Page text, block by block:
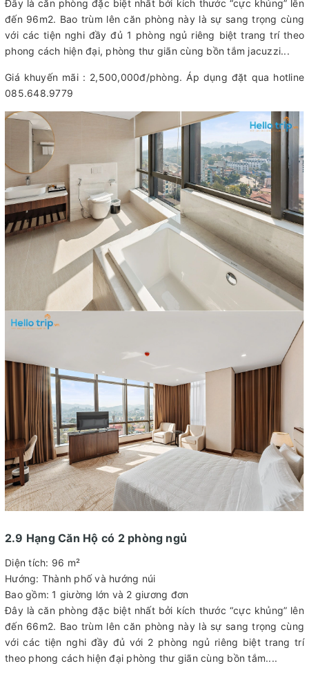
Đây là căn phòng đặc biệt nhất bởi kích thước “cực khủng” lên
đến 96m2. Bao trùm lên căn phòng này là sự sang trọng cùng
với các tiện nghi đầy đủ 1 phòng ngủ riêng biệt trang trí theo
phong cách hiện đại, phòng thư giãn cùng bồn tắm jacuzzi...
Giá khuyến mãi : 2,500,000đ/phòng. Áp dụng đặt qua hotline
085.648.9779
2.9 Hạng Căn Hộ có 2 phòng ngủ
Diện tích: 96 m²
Hướng: Thành phố và hướng núi
Bao gồm: 1 giường lớn và 2 giương đơn
Đây là căn phòng đặc biệt nhất bởi kích thước “cực khủng” lên
đến 66m2. Bao trùm lên căn phòng này là sự sang trọng cùng
với các tiện nghi đầy đủ với 2 phòng ngủ riêng biệt trang trí
theo phong cách hiện đại phòng thư giãn cùng bồn tắm....